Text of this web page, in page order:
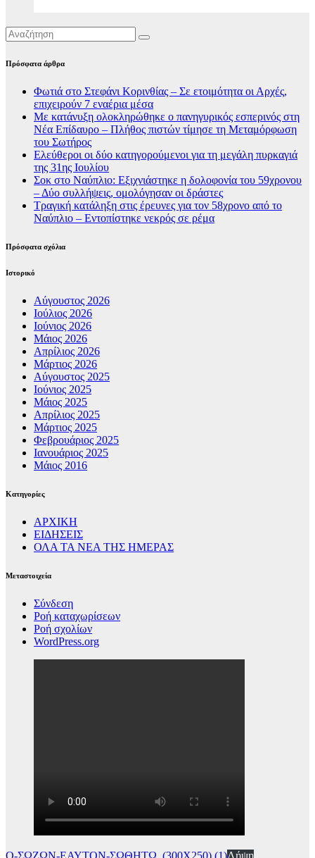
Πρόσφατα άρθρα
Φωτιά στο Στεφάνι Κορινθίας – Σε ετοιμότητα οι Αρχές,
επιχειρούν 7 εναέρια μέσα
Με κατάνυξη ολοκληρώθηκε ο πανηγυρικός εσπερινός στη
Νέα Επίδαυρο – Πλήθος πιστών τίμησε τη Μεταμόρφωση
του Σωτήρος
Ελεύθεροι οι δύο κατηγορούμενοι για τη μεγάλη πυρκαγιά
της 31ης Ιουλίου
Σοκ στο Ναύπλιο: Εξιχνιάστηκε η δολοφονία του 59χρονου
– Δύο συλλήψεις, ομολόγησαν οι δράστες
Τραγική κατάληξη στις έρευνες για τον 58χρονο από το
Ναύπλιο – Εντοπίστηκε νεκρός σε ρέμα
Πρόσφατα σχόλια
Ιστορικό
Αύγουστος 2026
Ιούλιος 2026
Ιούνιος 2026
Μάιος 2026
Απρίλιος 2026
Μάρτιος 2026
Αύγουστος 2025
Ιούνιος 2025
Μάιος 2025
Απρίλιος 2025
Μάρτιος 2025
Φεβρουάριος 2025
Ιανουάριος 2025
Μάιος 2016
Kατηγορίες
ΑΡΧΙΚΗ
ΕΙΔΗΣΕΙΣ
ΟΛΑ ΤΑ ΝΕΑ ΤΗΣ ΗΜΕΡΑΣ
Μεταστοιχεία
Σύνδεση
Ροή καταχωρίσεων
Ροή σχολίων
WordPress.org